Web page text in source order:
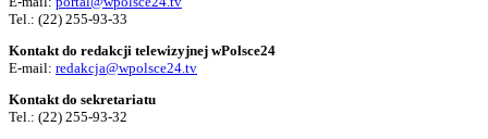
Tel.: (22) 255-93-33
Kontakt do redakcji telewizyjnej wPolsce24
E-mail: redakcja@wpolsce24.tv
Kontakt do sekretariatu
Tel.: (22) 255-93-32